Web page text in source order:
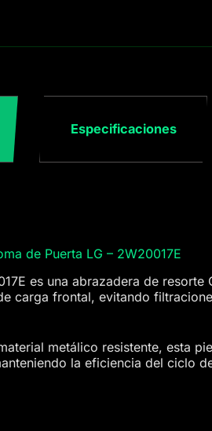
Especificaciones
de Puerta LG – 2W20017E
es una abrazadera de
carga frontal, evitando
metálico resistente, esta
la eficiencia del ciclo